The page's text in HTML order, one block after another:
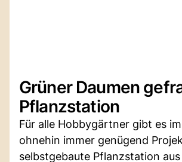
Grüner Daumen
Pflanzstation
Für alle Hobbygärtner gibt es
ohnehin immer genügend
selbstgebaute Pflanzstation